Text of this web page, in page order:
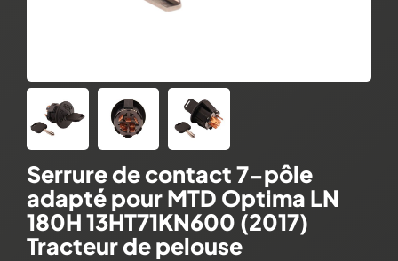
Serrure de contact 7-pôle
adapté pour MTD Optima LN
180H 13HT71KN600 (2017)
Tracteur de pelouse